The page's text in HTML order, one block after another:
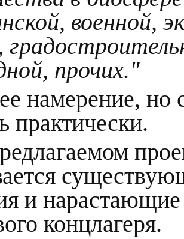
военной,
прочих."
намерение, но
практически.
и
концлагеря.